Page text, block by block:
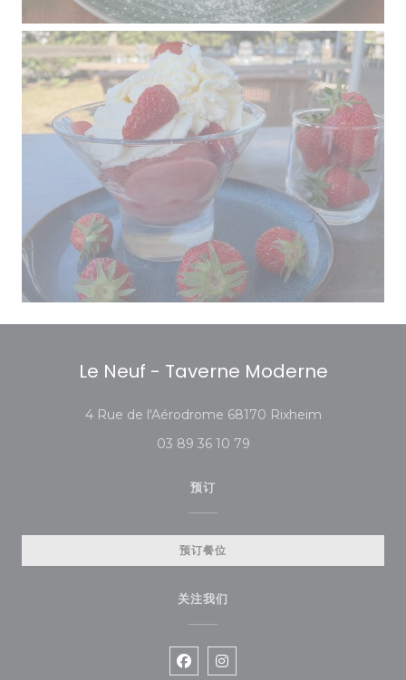
Le Neuf - Taverne Moderne
4 Rue de l'Aérodrome 68170 Rixheim((在新窗口中
03 89 36 10 79
预订
预订餐位
关注我们
Facebook ((在新窗口中打开))
Instagram ((在新窗口中打